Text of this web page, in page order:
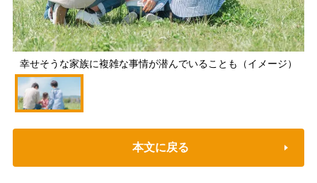
幸せそうな家族に複雑な事情が潜んでいることも（イメージ）
本文に戻る